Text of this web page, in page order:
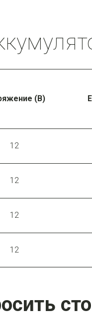
(В)
12
12
12
12